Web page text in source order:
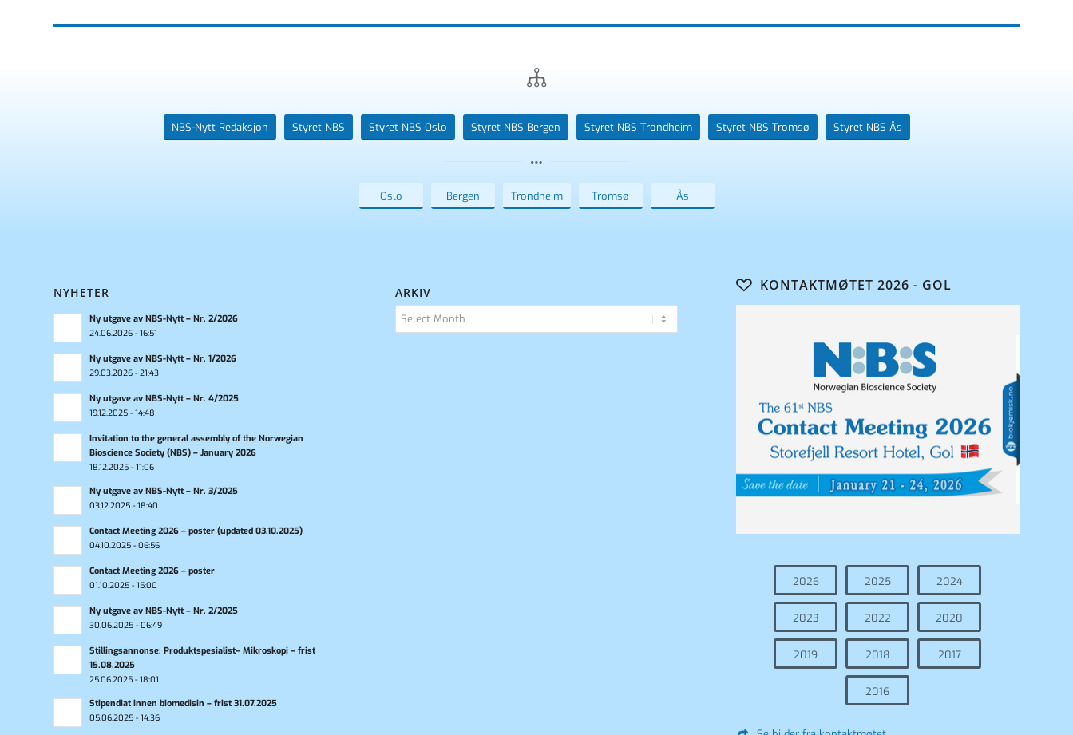
NBS-Nytt Redaksjon Styret NBS Styret NBS Oslo Styret NBS Bergen Styret NBS Trondheim Styret NBS Tromsø Styret NBS Ås
Oslo Bergen Trondheim Tromsø Ås
NYHETER
Ny utgave av NBS-Nytt – Nr. 2/2026
24.06.2026 - 16:51
Ny utgave av NBS-Nytt – Nr. 1/2026
29.03.2026 - 21:43
Ny utgave av NBS-Nytt – Nr. 4/2025
19.12.2025 - 14:48
Invitation to the general assembly of the Norwegian
Bioscience Society (NBS) – January 2026
18.12.2025 - 11:06
Ny utgave av NBS-Nytt – Nr. 3/2025
03.12.2025 - 18:40
Contact Meeting 2026 – poster (updated 03.10.2025)
04.10.2025 - 06:56
Contact Meeting 2026 – poster
01.10.2025 - 15:00
Ny utgave av NBS-Nytt – Nr. 2/2025
30.06.2025 - 06:49
Stillingsannonse: Produktspesialist– Mikroskopi – frist
15.08.2025
25.06.2025 - 18:01
Stipendiat innen biomedisin – frist 31.07.2025
05.06.2025 - 14:36
ARKIV KONTAKTMØTET 2026 - GOL
2026 2025 2024
2023 2022 2020
2019 2018 2017
2016